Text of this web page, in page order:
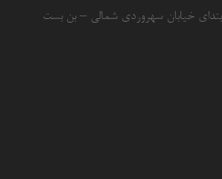
خیابان سهروردی شمالی – بن بست